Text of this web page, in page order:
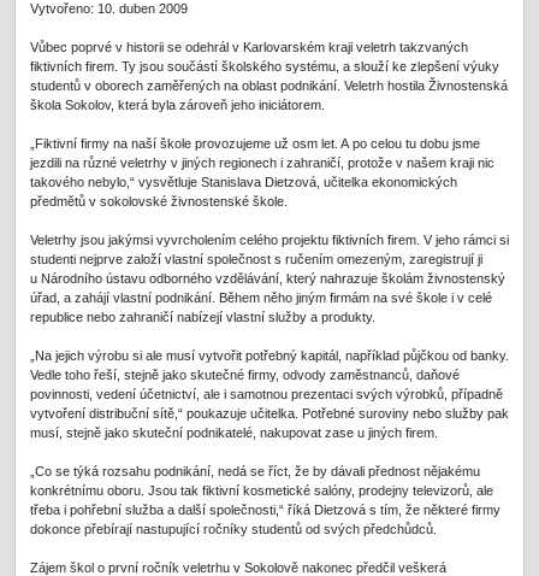
Vytvořeno: 10. duben 2009
Vůbec poprvé v historii se odehrál v Karlovarském kraji veletrh takzvaných
fiktivních firem. Ty jsou součástí školského systému, a slouží ke zlepšení výuky
studentů v oborech zaměřených na oblast podnikání. Veletrh hostila Živnostenská
škola Sokolov, která byla zároveň jeho iniciátorem.
„Fiktivní firmy na naší škole provozujeme už osm let. A po celou tu dobu jsme
jezdili na různé veletrhy v jiných regionech i zahraničí, protože v našem kraji nic
takového nebylo,“ vysvětluje Stanislava Dietzová, učitelka ekonomických
předmětů v sokolovské živnostenské škole.
Veletrhy jsou jakýmsi vyvrcholením celého projektu fiktivních firem. V jeho rámci si
studenti nejprve založí vlastní společnost s ručením omezeným, zaregistrují ji
u Národního ústavu odborného vzdělávání, který nahrazuje školám živnostenský
úřad, a zahájí vlastní podnikání. Během něho jiným firmám na své škole i v celé
republice nebo zahraničí nabízejí vlastní služby a produkty.
„Na jejich výrobu si ale musí vytvořit potřebný kapitál, například půjčkou od banky.
Vedle toho řeší, stejně jako skutečné firmy, odvody zaměstnanců, daňové
povinnosti, vedení účetnictví, ale i samotnou prezentaci svých výrobků, případně
vytvoření distribuční sítě,“ poukazuje učitelka. Potřebné suroviny nebo služby pak
musí, stejně jako skuteční podnikatelé, nakupovat zase u jiných firem.
„Co se týká rozsahu podnikání, nedá se říct, že by dávali přednost nějakému
konkrétnímu oboru. Jsou tak fiktivní kosmetické salóny, prodejny televizorů, ale
třeba i pohřební služba a další společnosti,“ říká Dietzová s tím, že některé firmy
dokonce přebírají nastupující ročníky studentů od svých předchůdců.
Zájem škol o první ročník veletrhu v Sokolově nakonec předčil veškerá